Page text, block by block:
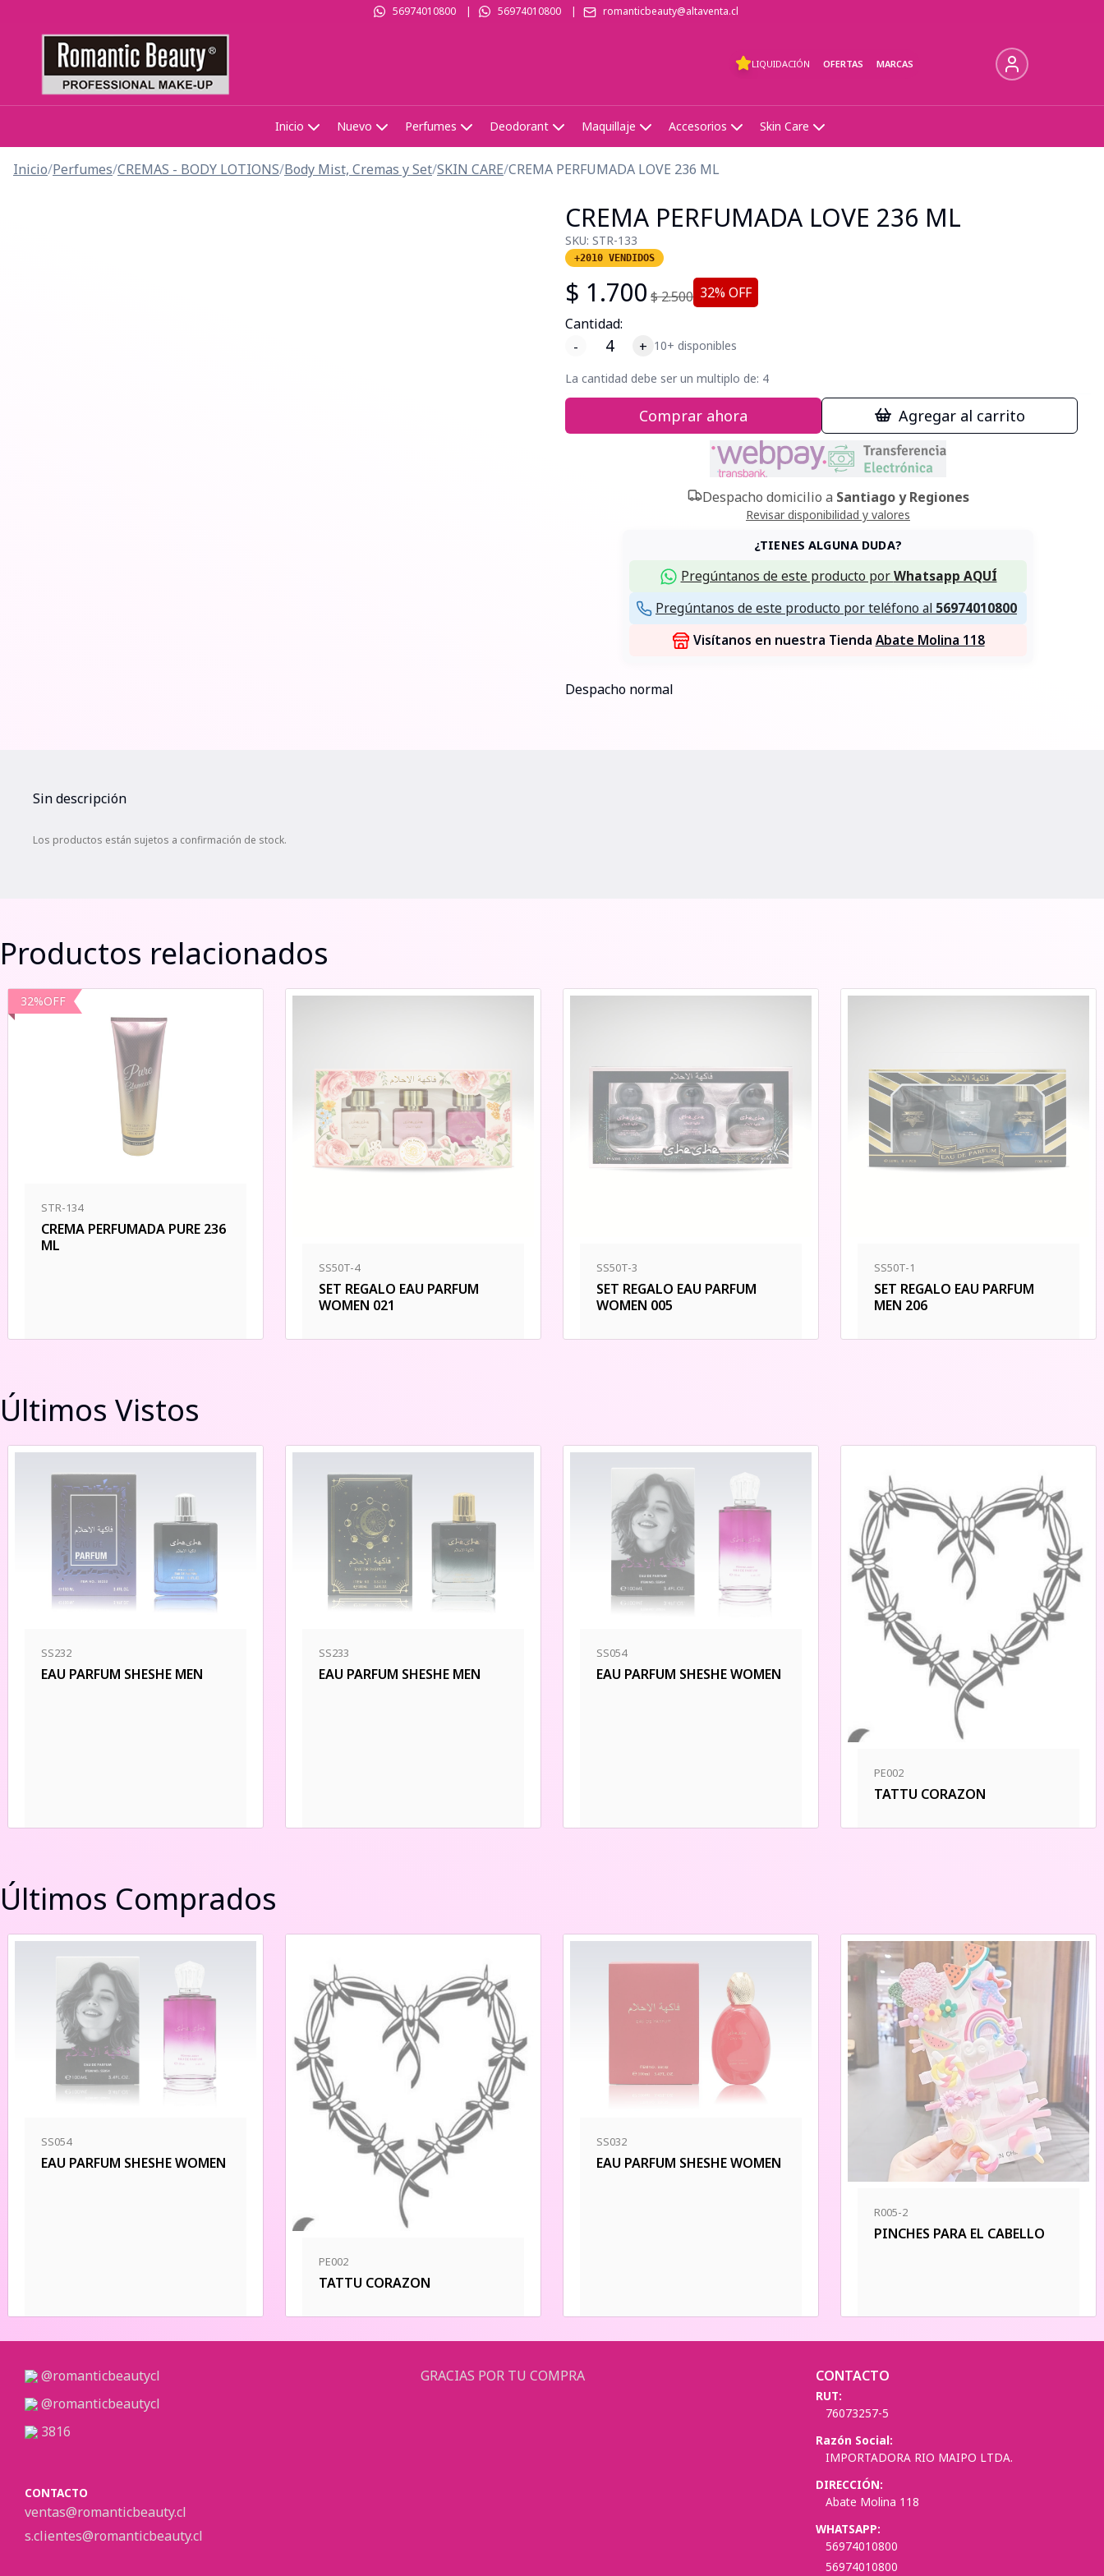
56974010800| 56974010800| romanticbeauty@altaventa.cl
LIQUIDACIÓN OFERTAS MARCAS
Inicio Nuevo Perfumes Deodorant Maquillaje Accesorios Skin Care
Inicio/Perfumes/CREMAS - BODY LOTIONS/Body Mist, Cremas y Set/SKIN CARE/CREMA PERFUMADA LOVE 236 ML
CREMA PERFUMADA LOVE 236 ML
SKU: STR-133
+2010 VENDIDOS
$ 1.700 $2.500 32% OFF
Cantidad:
-
+ 10+ disponibles
La cantidad debe ser un multiplo de: 4
Comprar ahora Agregar al carrito
Despacho domicilio a Santiago y Regiones
Revisar disponibilidad y valores
¿TIENES ALGUNA DUDA?
Pregúntanos de este producto porWhatsapp AQUÍ
Pregúntanos de este producto por teléfono al 56974010800
Visítanos en nuestra Tienda Abate Molina 118
Despacho normal
Sin descripción
Los productos están sujetos a confirmación de stock.
Productos relacionados
32%OFF
STR-134
CREMA PERFUMADA PURE 236
ML
SS50T-4
SET REGALO EAU PARFUM
WOMEN 021
SS50T-3
SET REGALO EAU PARFUM
WOMEN 005
SS50T-1
SET REGALO EAU PARFUM
MEN 206
Últimos Vistos
SS232
EAU PARFUM SHESHE MEN
SS233
EAU PARFUM SHESHE MEN
SS054
EAU PARFUM SHESHE WOMEN
PE002
TATTU CORAZON
Últimos Comprados
SS054
EAU PARFUM SHESHE WOMEN
PE002
TATTU CORAZON
SS032
EAU PARFUM SHESHE WOMEN
R005-2
PINCHES PARA EL CABELLO
@romanticbeautycl
@romanticbeautycl
3816
CONTACTO
ventas@romanticbeauty.cl
s.clientes@romanticbeauty.cl
GRACIAS POR TU COMPRA CONTACTO
RUT:
76073257-5
Razón Social:
IMPORTADORA RIO MAIPO LTDA.
DIRECCIÓN:
Abate Molina 118
WHATSAPP:
56974010800
56974010800